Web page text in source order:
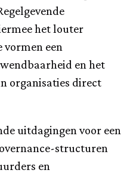
het louter
vormen een
en het
organisaties direct
uitdagingen voor een
structuren
en